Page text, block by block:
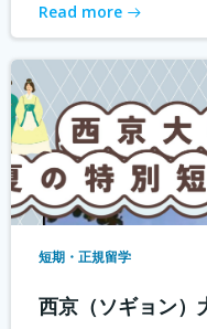
Read more
短期・正規留学
西京（ソギョン）